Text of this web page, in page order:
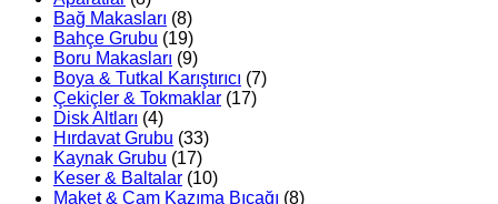
Bağ Makasları (8)
Bahçe Grubu (19)
Boru Makasları (9)
Boya & Tutkal Karıştırıcı (7)
Çekiçler & Tokmaklar (17)
Disk Altları (4)
Hırdavat Grubu (33)
Kaynak Grubu (17)
Keser & Baltalar (10)
Maket & Cam Kazıma Bıçağı (8)